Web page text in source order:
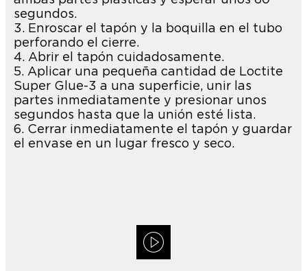
segundos.
3. Enroscar el tapón y la boquilla en el tubo
perforando el cierre.
4. Abrir el tapón cuidadosamente.
5. Aplicar una pequeña cantidad de Loctite
Super Glue-3 a una superficie, unir las
partes inmediatamente y presionar unos
segundos hasta que la unión esté lista.
6. Cerrar inmediatamente el tapón y guardar
el envase en un lugar fresco y seco.